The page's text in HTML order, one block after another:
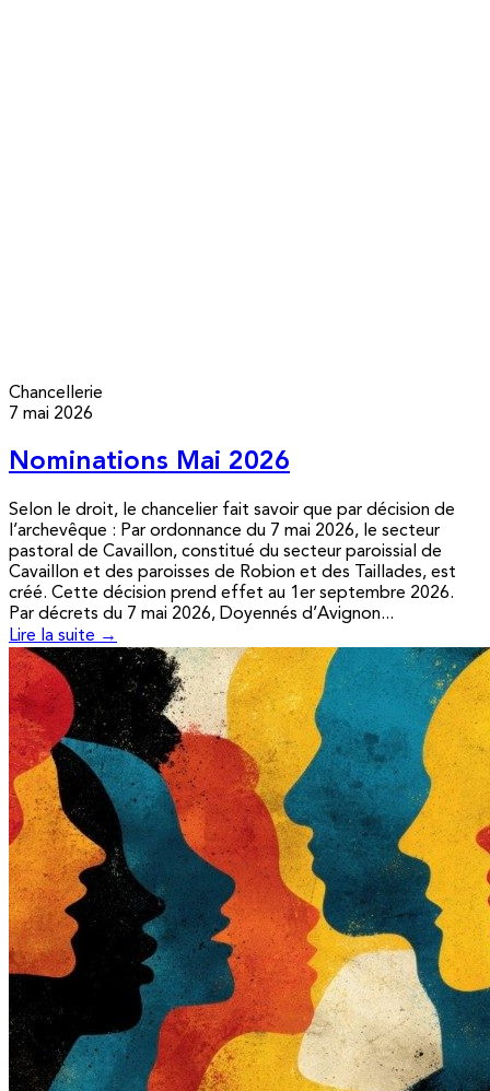
Chancellerie
7 mai 2026
Nominations Mai 2026
Selon le droit, le chancelier fait savoir que par décision de
l’archevêque : Par ordonnance du 7 mai 2026, le secteur
pastoral de Cavaillon, constitué du secteur paroissial de
Cavaillon et des paroisses de Robion et des Taillades, est
créé. Cette décision prend effet au 1er septembre 2026.
Par décrets du 7 mai 2026, Doyennés d’Avignon...
Lire la suite →